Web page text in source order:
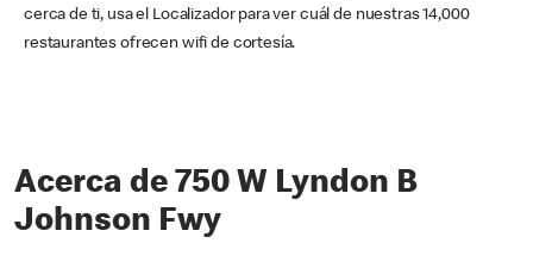
cerca de ti, usa el Localizador para ver cuál de nuestras 14,000
restaurantes ofrecen wifi de cortesía.
Acerca de 750 W Lyndon B
Johnson Fwy